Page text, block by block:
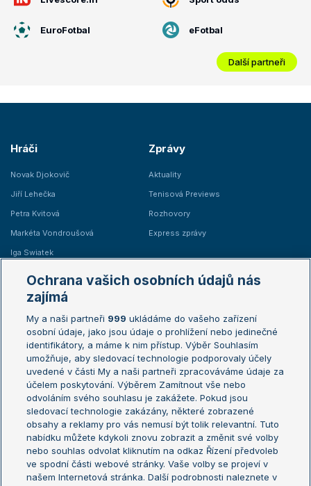
EuroFotbal eFotbal
Další partneři
Hráči
Novak Djokovič
Jiří Lehečka
Petra Kvitová
Markéta Vondroušová
Iga Swiatek
Zprávy
Aktuality
Tenisová Previews
Rozhovory
Express zprávy
Žebříčky
Žebříček ATP (muži)
Žebříček WTA (ženy)
Sázkařský žebříček
Australian Open
French Open
Wimbledon
US Open
Turnaj mistrů
Turnaj mistryň
Aktualní trendy
Fotbalové přestupy
Livesport Daily
Ochrana vašich osobních údajů nás
zajímá
My a naši partneři 999 ukládáme do vašeho zařízení
osobní údaje, jako jsou údaje o prohlížení nebo jedinečné
identifikátory, a máme k nim přístup. Výběr Souhlasím
umožňuje, aby sledovací technologie podporovaly účely
uvedené v části My a naši partneři zpracováváme údaje za
účelem poskytování. Výběrem Zamítnout vše nebo
odvoláním svého souhlasu je zakážete. Pokud jsou
sledovací technologie zakázány, některé zobrazené
obsahy a reklamy pro vás nemusí být tolik relevantní. Tuto
nabídku můžete kdykoli znovu zobrazit a změnit své volby
nebo souhlas odvolat kliknutím na odkaz Řízení předvoleb
ve spodní části webové stránky. Vaše volby se projeví v
našem Internetová stránka. Další podrobnosti naleznete v